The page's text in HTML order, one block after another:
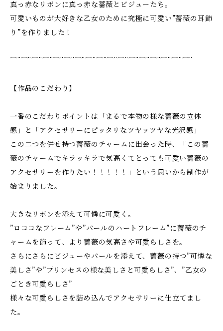
真っ赤なリボンに真っ赤な薔薇とビジューたち。
可愛いものが大好きな乙女のために究極に可愛い”薔薇の耳飾
り”を作りました！
⌒¨⌒¨⌒¨⌒¨⌒¨⌒¨⌒¨⌒¨⌒¨⌒¨⌒¨⌒¨⌒¨⌒¨⌒¨⌒¨⌒¨
【作品のこだわり】
一番のこだわりポイントは「まるで本物の様な薔薇の立体
感」と「アクセサリーにピッタリなツヤッツヤな光沢感」
この二つを併せ持つ薔薇のチャームに出会った時、「この薔
薇のチャームでキラッキラで気高くてとっても可愛い薔薇の
アクセサリーを作りたい！！！！！」という思いから制作が
始まりました。
大きなリボンを添えて可憐に可愛く。
”ロココなフレーム”や”パールのハートフレーム”に薔薇のチ
ャームを飾って、より薔薇の気高さや可愛らしさを。
さらにさらにビジューやパールを添えて、薔薇の持つ”可憐な
美しさ”や”プリンセスの様な美しさと可愛らしさ”、”乙女の
ごとき可愛らしさ”
様々な可愛らしさを詰め込んでアクセサリーに仕立てまし
た。